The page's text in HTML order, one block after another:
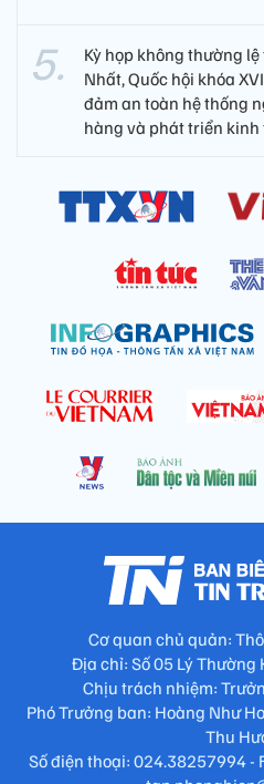
Kỳ họp không thường
Nhất, Quốc hội khóa
đảm an toàn hệ thống
hàng và phát triển kinh
Cơ quan chủ quản:
Địa chỉ: Số 05 Lý Thường
Chịu trách nhiệm:
Phó Trưởng ban: Hoàng Như
Thu
Số điện thoại: 024.38257994 -